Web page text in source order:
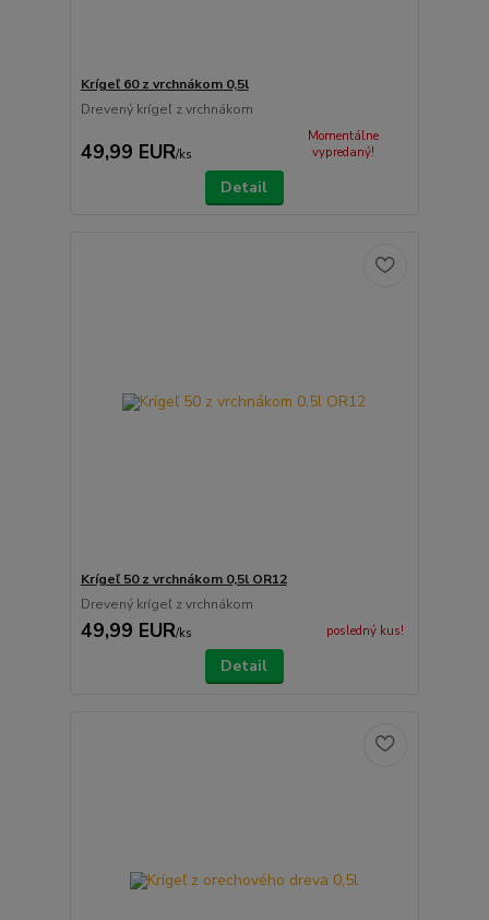
Krígeľ 60 z vrchnákom 0,5l
Drevený krígeľ z vrchnákom
49,99 EUR/ks
Momentálne
vypredaný!
Detail
Krígeľ 50 z vrchnákom 0,5l OR12
Drevený krígeľ z vrchnákom
49,99 EUR/ks posledný kus!
Detail